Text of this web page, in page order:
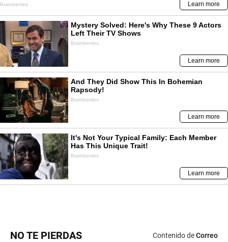
NO TE PIERDAS Contenido deCorreo